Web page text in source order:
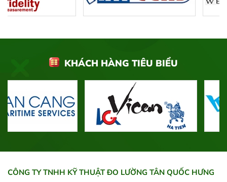
KHÁCH HÀNG TIÊU BIỂU
CÔNG TY TNHH KỸ THUẬT ĐO LƯỜNG TÂN QUỐC HƯNG